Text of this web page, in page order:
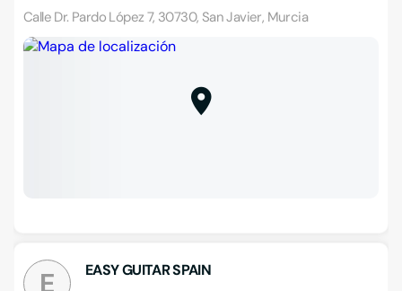
Calle Dr. Pardo López 7, 30730, San Javier, Murcia
E EASY GUITAR SPAIN